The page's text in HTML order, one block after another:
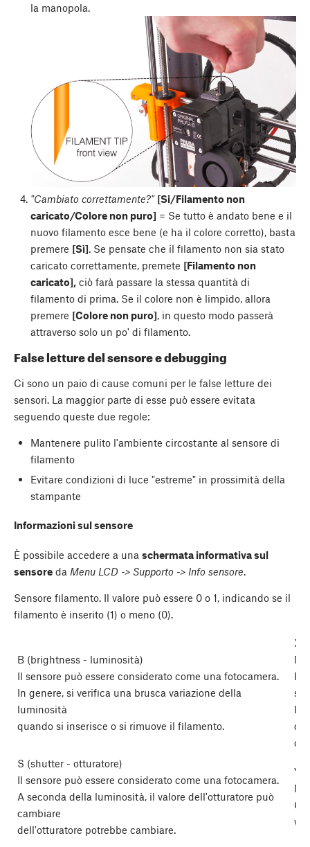
la manopola.
"Cambiato correttamente?" [Si/Filamento non
caricato/Colore non puro] = Se tutto è andato bene e il
nuovo filamento esce bene (e ha il colore corretto), basta
premere [Sì]. Se pensate che il filamento non sia stato
caricato correttamente, premete [Filamento non
caricato],ciò farà passare la stessa quantità di
filamento di prima. Se il colore non è limpido, allora
premere [Colore non puro], in questo modo passerà
attraverso solo un po' di filamento.
False letture del sensore e debugging
Ci sono un paio di cause comuni per le false letture dei
sensori. La maggior parte di esse può essere evitata
seguendo queste due regole:
Mantenere pulito l'ambiente circostante al sensore di
filamento
Evitare condizioni di luce "estreme" in prossimità della
stampante
Informazioni sul sensore
È possibile accedere a una schermata informativa sul
sensore da Menu LCD -> Supporto -> Info sensore.
Sensore filamento. Il valore può essere 0 o 1, indicando se il
filamento è inserito (1) o meno (0).
B (brightness - luminosità)
Il sensore può essere considerato come una fotocamera.
In genere, si verifica una brusca variazione della
luminosità
quando si inserisce o si rimuove il filamento.
Xd
In
o
S (shutter - otturatore)
Il sensore può essere considerato come una fotocamera.
A seconda della luminosità, il valore dell'otturatore può
cambiare
dell'otturatore potrebbe cambiare.
Yd